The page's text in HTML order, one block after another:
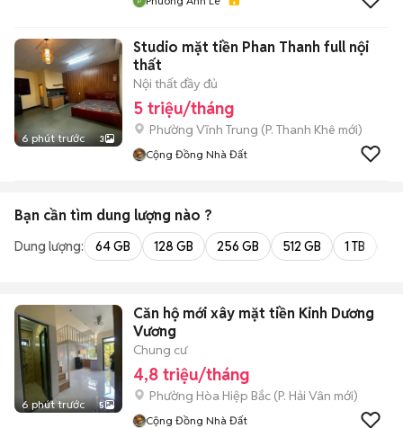
6 phút trước 3
Studio mặt tiền Phan Thanh full nội
thất
Nội thất đầy đủ
5 triệu/tháng
Phường Vĩnh Trung (P. Thanh Khê mới)
Cộng Đồng Nhà Đất
Bạn cần tìm dung lượng nào ?
Dung lượng: 64 GB 128 GB 256 GB 512 GB 1 TB
6 phút trước 5
Căn hộ mới xây mặt tiền Kinh Dương
Vương
Chung cư
4,8 triệu/tháng
Phường Hòa Hiệp Bắc (P. Hải Vân mới)
Cộng Đồng Nhà Đất